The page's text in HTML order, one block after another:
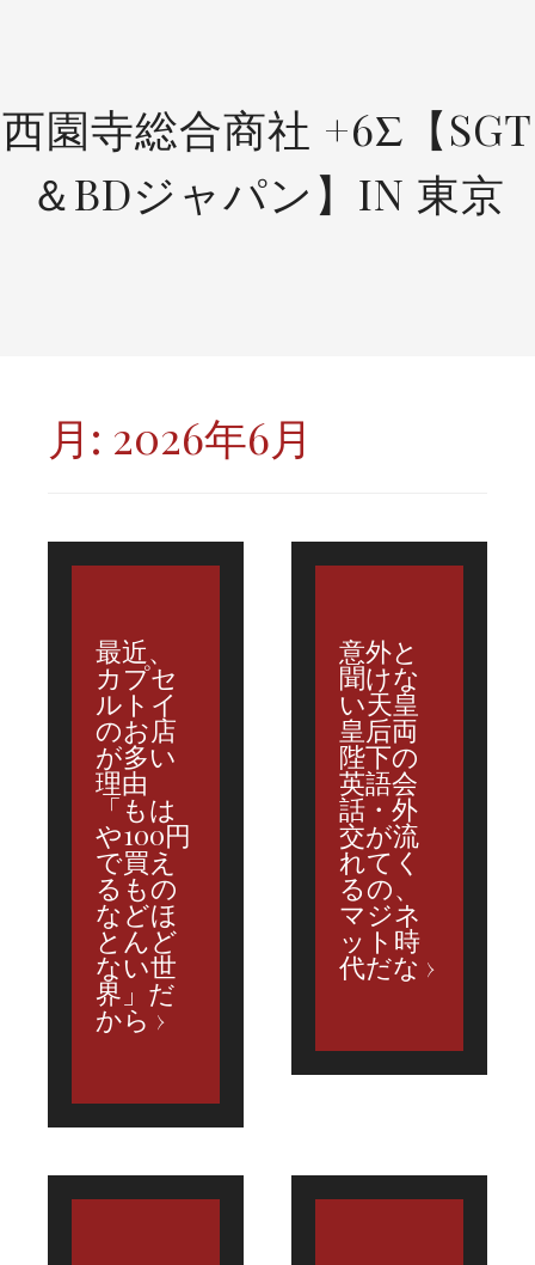
西園寺総合商社 +6Σ【SGT
＆BDジャパン】IN 東京
月: 2026年6月
最近、
カプセ
ルトイ
のお店
が多い
理由
「もは
や100円
で買え
るもの
などほ
とんど
ない世
界」だ
から
意外と
聞けな
い天皇
皇后両
陛下の
英語会
話・外
交が流
れてく
るの、
マジネ
ット時
代だな